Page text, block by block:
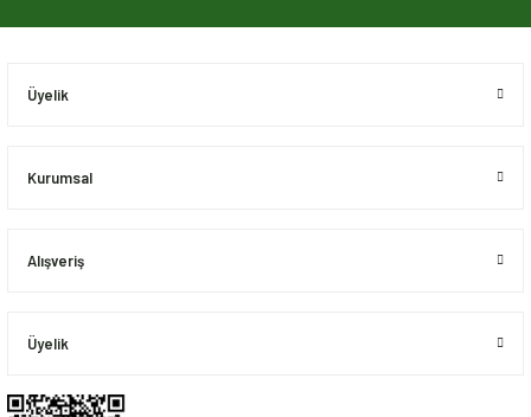
Üyelik
Kurumsal
Alışveriş
Üyelik